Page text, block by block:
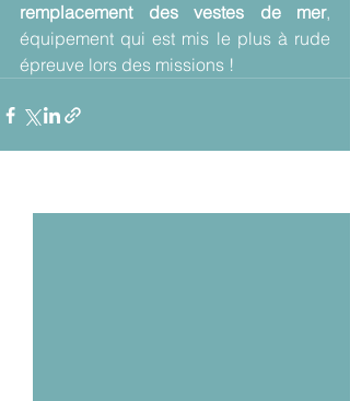
remplacement des vestes de mer,
équipement qui est mis le plus à rude
épreuve lors des missions !